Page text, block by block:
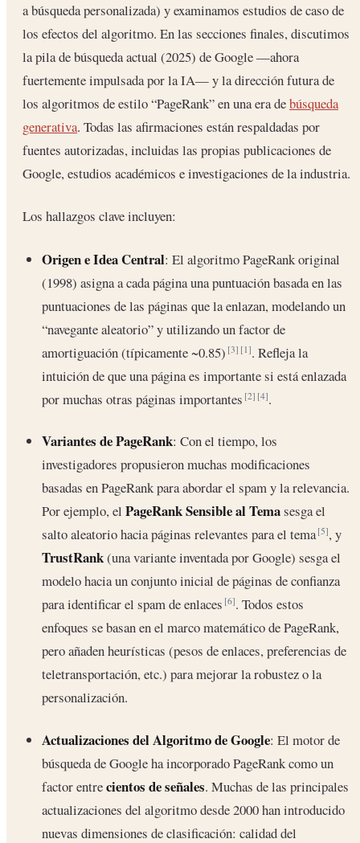
a búsqueda personalizada) y examinamos estudios de caso de
los efectos del algoritmo. En las secciones finales, discutimos
la pila de búsqueda actual (2025) de Google —ahora
fuertemente impulsada por la IA— y la dirección futura de
los algoritmos de estilo “PageRank” en una era debúsqueda
generativa. Todas las afirmaciones están respaldadas por
fuentes autorizadas, incluidas las propias publicaciones de
Google, estudios académicos e investigaciones de la industria.
Los hallazgos clave incluyen:
Origen e Idea Central: El algoritmo PageRank original
(1998) asigna a cada página una puntuación basada en las
puntuaciones de las páginas que la enlazan, modelando un
“navegante aleatorio” y utilizando un factor de
amortiguación (típicamente ~0.85)[3] [1]. Refleja la
intuición de que una página es importante si está enlazada
por muchas otras páginas importantes[2] [4].
Variantes de PageRank: Con el tiempo, los
investigadores propusieron muchas modificaciones
basadas en PageRank para abordar el spam y la relevancia.
Por ejemplo, el PageRank Sensible al Temasesga el
salto aleatorio hacia páginas relevantes para el tema[5], y
TrustRank(una variante inventada por Google) sesga el
modelo hacia un conjunto inicial de páginas de confianza
para identificar el spam de enlaces[6]. Todos estos
enfoques se basan en el marco matemático de PageRank,
pero añaden heurísticas (pesos de enlaces, preferencias de
teletransportación, etc.) para mejorar la robustez o la
personalización.
Actualizaciones del Algoritmo de Google: El motor de
búsqueda de Google ha incorporado PageRank como un
factor entrecientos de señales. Muchas de las principales
actualizaciones del algoritmo desde 2000 han introducido
nuevas dimensiones de clasificación: calidad del